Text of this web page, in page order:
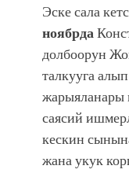
Эске сала
ноябрда
долбоорун
талкууга
жарыяланары
саясий
кескин
жана укук